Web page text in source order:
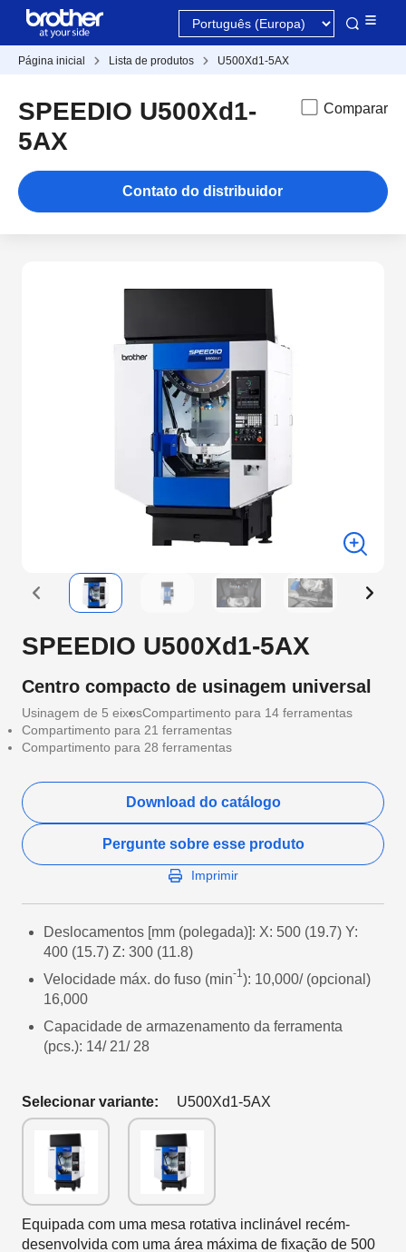
Página inicial Lista de produtos U500Xd1-5AX
SPEEDIO U500Xd1-
5AX
Comparar
Contato do distribuidor
SPEEDIO U500Xd1-5AX
Centro compacto de usinagem universal
Usinagem de 5 eixosCompartimento para 14 ferramentas
Compartimento para 21 ferramentas
Compartimento para 28 ferramentas
Download do catálogo
Pergunte sobre esse produto
Imprimir
Deslocamentos [mm (polegada)]: X: 500 (19.7) Y:
400 (15.7) Z: 300 (11.8)
Velocidade máx. do fuso (min-1): 10,000/ (opcional)
16,000
Capacidade de armazenamento da ferramenta
(pcs.): 14/ 21/ 28
Selecionar variante: U500Xd1-5AX
Equipada com uma mesa rotativa inclinável recém-
desenvolvida com uma área máxima de fixação de 500